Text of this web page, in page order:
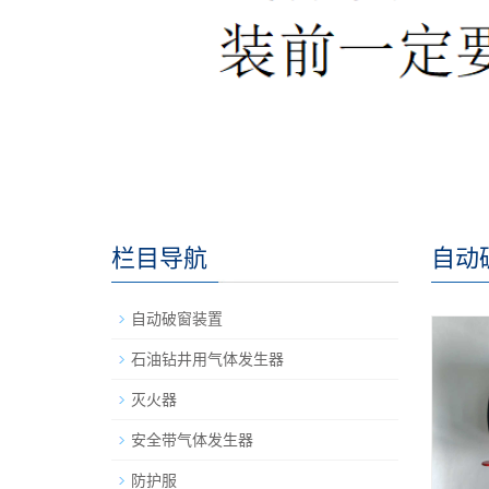
自动
栏目导航
自动破窗装置
石油钻井用气体发生器
灭火器
安全带气体发生器
防护服